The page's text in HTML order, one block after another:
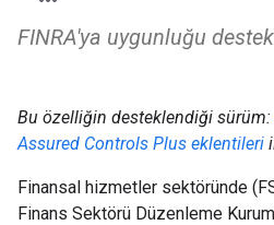
FINRA'ya uygunluğu
Bu özelliğin desteklendiği sürüm:
Assured Controls Plus eklentileri
Finansal hizmetler sektöründe
Finans Sektörü Düzenleme